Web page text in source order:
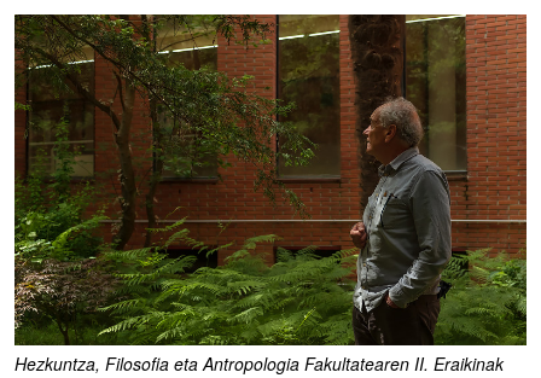
Hezkuntza, Filosofia eta Antropologia Fakultatearen II. Eraikinak